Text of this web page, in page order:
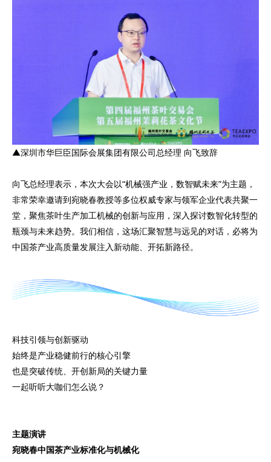
▲深圳市华巨臣国际会展集团有限公司总经理 向飞致辞
向飞总经理表示，本次大会以“机械强产业，数智赋未来”为主题，
非常荣幸邀请到宛晓春教授等多位权威专家与领军企业代表共聚一
堂，聚焦茶叶生产加工机械的创新与应用，深入探讨数智化转型的
瓶颈与未来趋势。我们相信，这场汇聚智慧与远见的对话，必将为
中国茶产业高质量发展注入新动能、开拓新路径。
科技引领与创新驱动
始终是产业稳健前行的核心引擎
也是突破传统、开创新局的关键力量
一起听听大咖们怎么说？
主题演讲
宛晓春中国茶产业标准化与机械化